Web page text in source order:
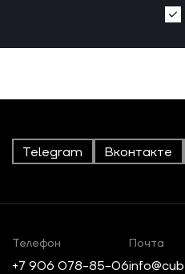
Telegram Вконтакте
Телефон
+7 906 078-85-06
Почта